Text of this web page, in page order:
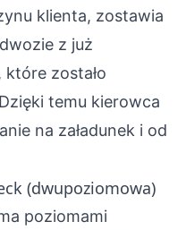
klienta, zostawia
z już
które zostało
temu kierowca
na załadunek i od
(dwupoziomowa)
poziomami